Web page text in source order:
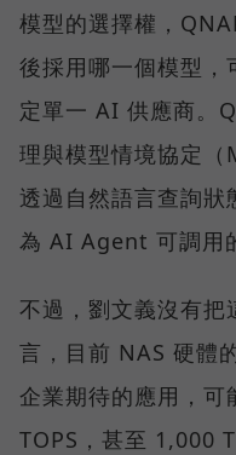
模型的選擇權，
後採用哪一個模型，
定單一 AI 供應商。
理與模型情境協定（
透過自然語言查詢狀
為 AI Agent 可調用
不過，劉文義沒有把
言，目前 NAS 硬體
企業期待的應用，
TOPS，甚至 1,000